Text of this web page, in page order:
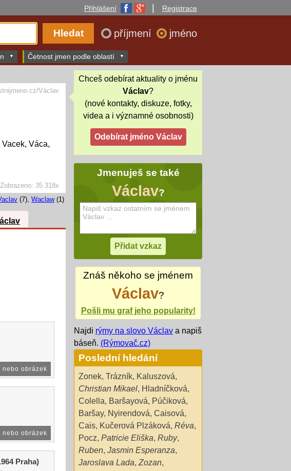
Přihlášení Registrace
příjmení jméno
Četnost jmen podle oblastí
Zobrazeno: 35 318x
Váca,
Václav
(7), Waclaw(1)
nebo obrázek
nebo obrázek
Praha)
Chceš odebírat aktuality o jménu
Václav?
(nové kontakty, diskuze, fotky,
videa a i významné osobnosti)
Jmenuješ se také
Václav?
Znáš někoho se jménem
Václav?
Pošli mu graf jeho popularity!
Najdi rýmy na slovo Václav a napiš
báseň. (Rýmovač.cz)
Poslední hledání
Zonek, Trázník, Kaluszová,
Christian Mikael, Hladníčková,
Colella, Baršayová, Púčiková,
Baršay, Nyirendová, Caisová,
Cais, Kučerová Plzáková, Réva,
Pocz, Patricie Eliška, Ruby,
Ruben, Jasmin Esperanza,
Jaroslava Lada, Zozan,